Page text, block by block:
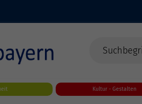
Kultur - Gestalten